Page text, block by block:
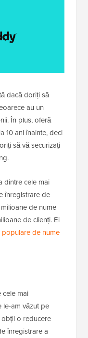
dacă doriți să
au un
În plus, oferă
10 ani înainte, deci
să vă securizați
dintre cele mai
înregistrare de
de nume
de clienți. Ei
populare de nume
cele mai
le-am văzut pe
o reducere
înregistrare a